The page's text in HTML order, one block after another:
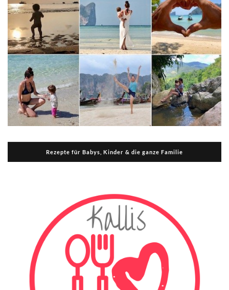
Rezepte für Babys, Kinder & die ganze Familie